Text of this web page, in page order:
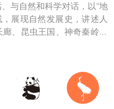
与自然和科学对话，以“地
，展现自然发展史，讲述人
、昆虫王国、神奇秦岭、
厅，陈列有岩石鼻祖紫苏
门溪龙、似银杏、新芦木
牛、朱鹮、珙桐、独叶草
地球生命物种演化图。